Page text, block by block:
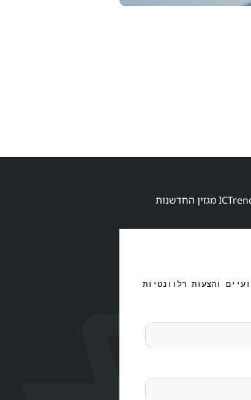
הרשמו לקבלת מגזין ICTrends מגזין החדשנות